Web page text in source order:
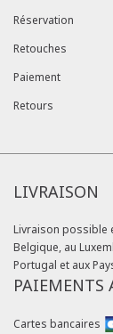
Réservation
Retouches
Paiement
Retours
LIVRAISON
Livraison possible
Belgique, au
Portugal et aux
PAIEMENTS
Cartes bancaires